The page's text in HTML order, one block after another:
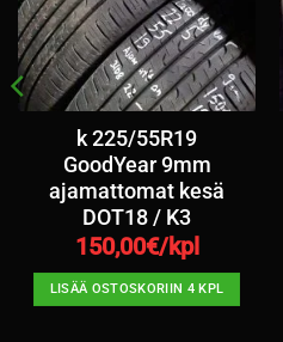
k 225/55R19
GoodYear 9mm
ajamattomat kesä
DOT18 / K3
150,00€/kpl
LISÄÄ OSTOSKORIIN 4 KPL